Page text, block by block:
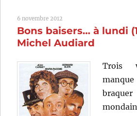
6 novembre 2012
Bons baisers… à lundi
Michel Audiard
Trois